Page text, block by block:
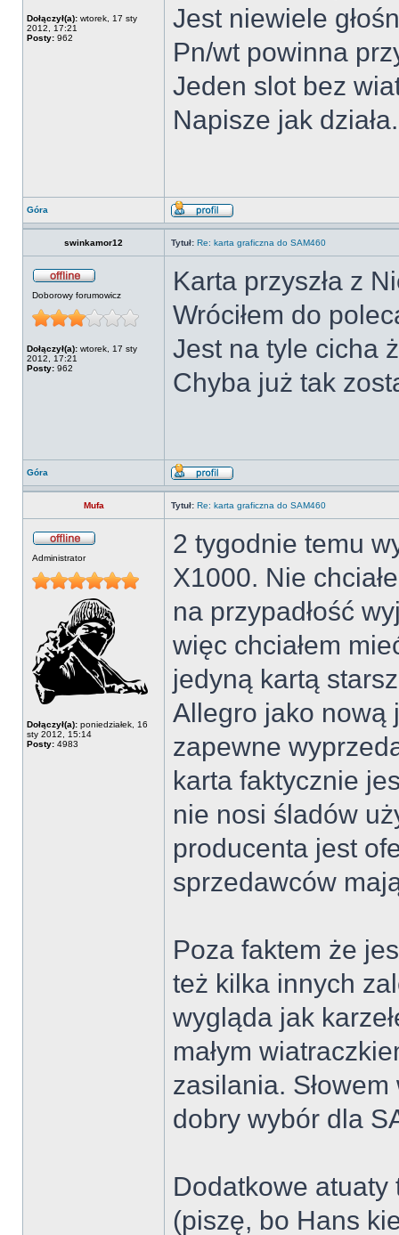
Dołączył(a): wtorek, 17 sty
2012, 17:21
Posty: 962
Jest niewiele
Pn/wt powinna
Jeden slot bez
Napisze jak działa.
Góra
swinkamor12 Tytuł: Re: karta graficzna do SAM460
Doborowy forumowicz
Dołączył(a): wtorek, 17 sty
2012, 17:21
Posty: 962
Karta przyszła z
Wróciłem do
Jest na tyle cicha
Chyba już tak
Góra
Mufa Tytuł: Re: karta graficzna do SAM460
Administrator
Dołączył(a): poniedziałek, 16
sty 2012, 15:14
Posty: 4983
2 tygodnie temu
X1000. Nie
na przypadłość
więc chciałem
jedyną kartą
Allegro jako nową
zapewne
karta faktycznie
nie nosi śladów
producenta jest
sprzedawców
Poza faktem że
też kilka innych
wygląda jak
małym
zasilania.
dobry wybór dla
Dodatkowe
(piszę, bo Hans